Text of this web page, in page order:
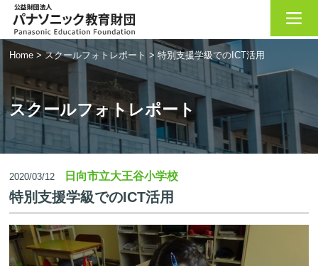
Home > スクールフォトレポート >特別支援学級でのICT活用
スクールフォトレポート
2020/03/12 日向市立大王谷小学校
特別支援学級でのICT活用